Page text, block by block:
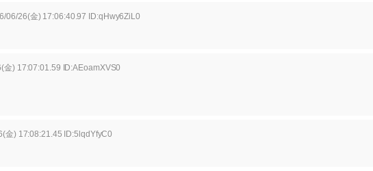
06/26(金) 17:06:40.97 ID:qHwy6ZiL0
金) 17:07:01.59 ID:AEoamXVS0
金) 17:08:21.45 ID:5lqdYfyC0